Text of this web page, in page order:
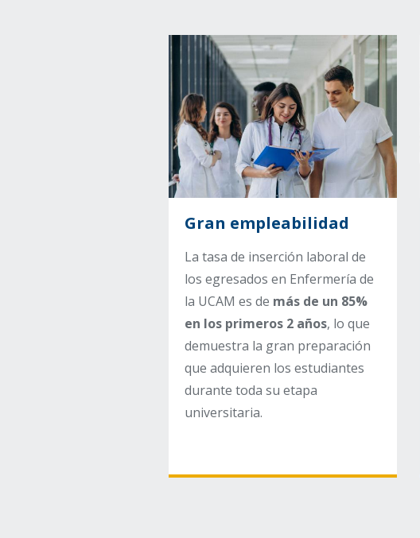
Image
Gran empleabilidad
La tasa de inserción laboral de
los egresados en Enfermería de
la UCAM es de más de un 85%
en los primeros 2 años, lo que
demuestra la gran preparación
que adquieren los estudiantes
durante toda su etapa
universitaria.